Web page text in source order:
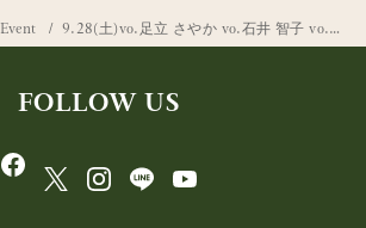
Event 9.28(土)vo.足立 さやか vo.石井 智子 vo.岩田 留美子
FOLLOW US